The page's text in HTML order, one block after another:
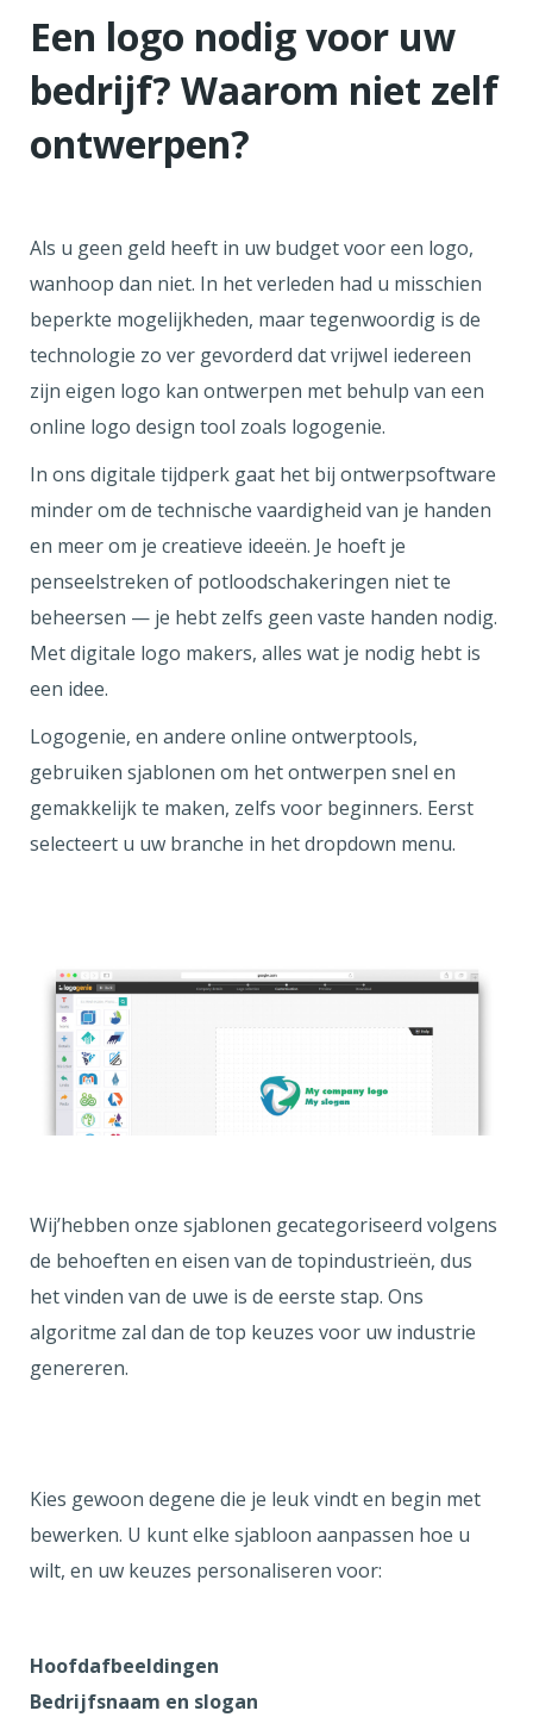
Een logo nodig voor uw
bedrijf? Waarom niet zelf
ontwerpen?
Als u geen geld heeft in uw budget voor een logo,
wanhoop dan niet. In het verleden had u misschien
beperkte mogelijkheden, maar tegenwoordig is de
technologie zo ver gevorderd dat vrijwel iedereen
zijn eigen logo kan ontwerpen met behulp van een
online logo design tool zoals logogenie.
In ons digitale tijdperk gaat het bij ontwerpsoftware
minder om de technische vaardigheid van je handen
en meer om je creatieve ideeën. Je hoeft je
penseelstreken of potloodschakeringen niet te
beheersen — je hebt zelfs geen vaste handen nodig.
Met digitale logo makers, alles wat je nodig hebt is
een idee.
Logogenie, en andere online ontwerptools,
gebruiken sjablonen om het ontwerpen snel en
gemakkelijk te maken, zelfs voor beginners. Eerst
selecteert u uw branche in het dropdown menu.
Wij’hebben onze sjablonen gecategoriseerd volgens
de behoeften en eisen van de topindustrieën, dus
het vinden van de uwe is de eerste stap. Ons
algoritme zal dan de top keuzes voor uw industrie
genereren.
Kies gewoon degene die je leuk vindt en begin met
bewerken. U kunt elke sjabloon aanpassen hoe u
wilt, en uw keuzes personaliseren voor:
Hoofdafbeeldingen
Bedrijfsnaam en slogan